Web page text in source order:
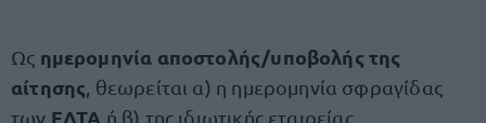
Ως ημερομηνία αποστολής/υποβολής της
αίτησης , θεωρείται α) η ημερομηνία σφραγίδας
των ΕΛΤΑ ή β) της ιδιωτικής εταιρείας